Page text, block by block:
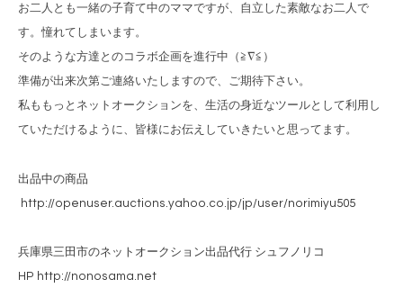
お二人とも一緒の子育て中のママですが、自立した素敵なお二人で
す。憧れてしまいます。
そのような方達とのコラボ企画を進行中（≧∇≦）
準備が出来次第ご連絡いたしますので、ご期待下さい。
私ももっとネットオークションを、生活の身近なツールとして利用し
ていただけるように、皆様にお伝えしていきたいと思ってます。
出品中の商品
http://openuser.auctions.yahoo.co.jp/jp/user/norimiyu505
兵庫県三田市のネットオークション出品代行 シュフノリコ
HP http://nonosama.net